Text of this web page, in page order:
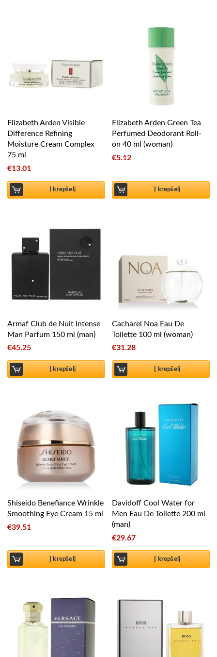
Elizabeth Arden Visible
Difference Refining
Moisture Cream Complex
75 ml
€13.01
Į krepšelį
Elizabeth Arden Green Tea
Perfumed Deodorant Roll-
on 40 ml (woman)
€5.12
Į krepšelį
Armaf Club de Nuit Intense
Man Parfum 150 ml (man)
€45.25
Į krepšelį
Cacharel Noa Eau De
Toilette 100 ml (woman)
€31.28
Į krepšelį
Shiseido Benefiance Wrinkle
Smoothing Eye Cream 15 ml
€39.51
Į krepšelį
Davidoff Cool Water for
Men Eau De Toilette 200 ml
(man)
€29.67
Į krepšelį